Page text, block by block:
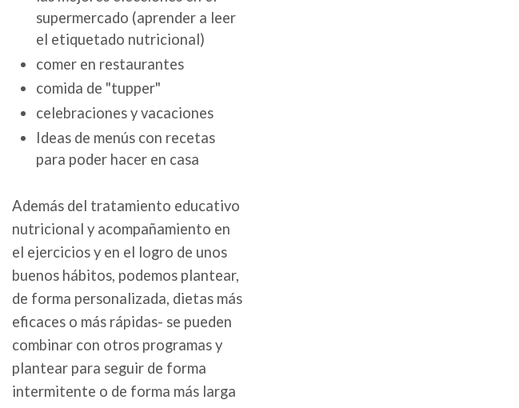
supermercado (aprender a leer
el etiquetado nutricional)
comer en restaurantes
comida de "tupper"
celebraciones y vacaciones
Ideas de menús con recetas
para poder hacer en casa
Además del tratamiento educativo
nutricional y acompañamiento en
el ejercicios y en el logro de unos
buenos hábitos, podemos plantear,
de forma personalizada, dietas más
eficaces o más rápidas- se pueden
combinar con otros programas y
plantear para seguir de forma
intermitente o de forma más larga